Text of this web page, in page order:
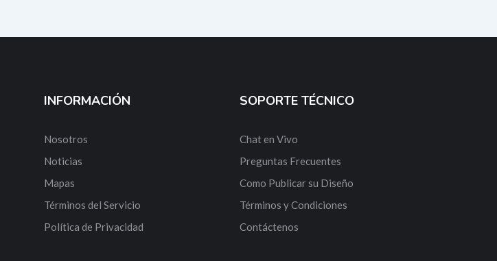
INFORMACIÓN
Nosotros
Noticias
Mapas
Términos del Servicio
Política de Privacidad
SOPORTE TÉCNICO
Chat en Vivo
Preguntas Frecuentes
Como Publicar su Diseño
Términos y Condiciones
Contáctenos